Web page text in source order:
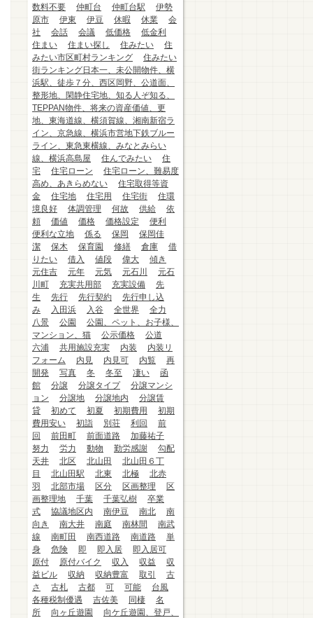
数料不要
仲町台 仲町台駅
伊勢
原市
伊東 伊豆 休暇 休業
会
社
会話 会議 低価格
低金利
住まい
住まい探し 住みたい
住
みたい市区町村ランキング
住みたい
街ランキング日本一、未公開物件、横
浜駅、徒歩７分、西区岡野、公道面、
整形地、閑静住宅地、知る人ぞ知る、
TEPPAN物件、将来の資産価値、更
地、東海道線、横須賀線、湘南新宿ラ
イン、京急線、横浜市営地下鉄ブルー
ライン、東急東横線、みなとみらい
線、横浜高島屋
住んでみたい
住
宅
住宅ローン
住宅ローン、難易度
高め、あきらめない
住宅取得等資
金
住宅地 住宅用 住宅街
住環
境良好
体調管理 何故 供給
依
頼
価値 価格 価格設定
便利
便利な立地
係る 保岡
保岡佳
潔
保木 保育園 修繕 倉庫
借
りたい
借入 値段 偉大
傾き
元住吉
元年 元気 元石川
元石
川町
充実共用部 充実設備
先
生
先行 先行契約
先行申し込
み
入田浜 入谷 全世界
全力
八景
公園
公園、ペット、お子様、
マンション、猫
公示価格
公道
六浦
共用施設充実 内装
内装リ
フォーム
内見 内見可 内覧
再
開発
写真 冬 冬至 凄い
函
館
分譲 分譲タイプ
分譲マンシ
ョン
分譲地 分譲地内
分譲賃
貸
初めて 初夏 初期費用
初期
費用安い
初詣 別荘 利回
前
回
前田町 前面道路
加藤祐子
努力
労力 動物 勤労感謝
勾配
天井
北区 北山田
北山田６丁
目
北山田駅 北東 北極
北赤
羽
北部市場 区分 区画整理
区
画整理地
千葉 千葉弘樹
卒業
式
協議地区内 南伊豆 南北
南
向き
南大井 南庭 南林間
南武
線
南町田 南西道路 南道路
単
身
危険 即 即入居
即入居可
原付
原付バイク 収入 収益
収
益ビル
収納 収納豊富 取引
古
さ
古札 古都 可 可能
台風
各種税制優遇
吉佐美 同棲
名
所
向ヶ丘遊園
向ケ丘遊園、登戸、